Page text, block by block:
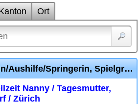
Ort
Weitere ErzieherIn/Aushilfe/Springerin, Spielgruppenleiterin, Mitarbeiterin Inserate
Nanny / Tagesmutter,
/ Zürich